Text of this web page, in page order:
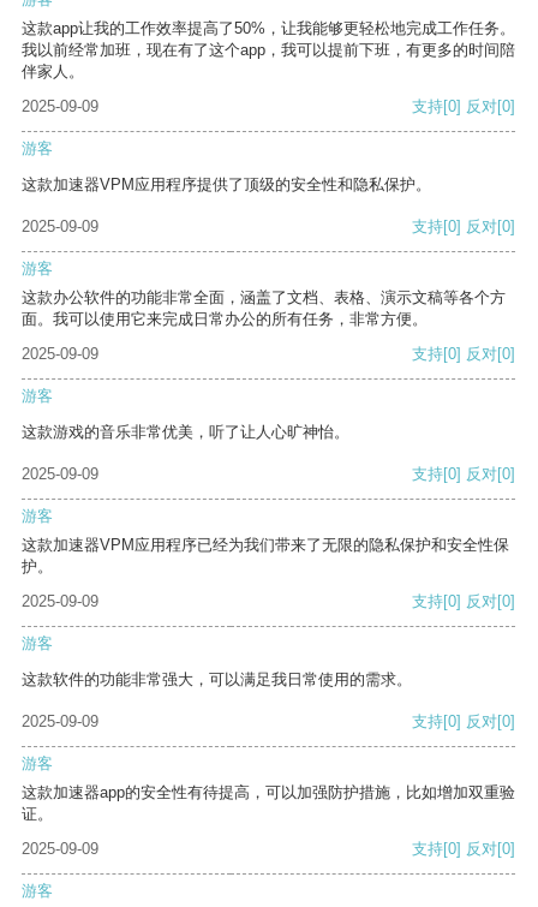
这款app让我的工作效率提高了50%，让我能够更轻松地完成工作任务。
我以前经常加班，现在有了这个app，我可以提前下班，有更多的时间陪
伴家人。
2025-09-09
支持[0] 反对[0]
游客
这款加速器VPM应用程序提供了顶级的安全性和隐私保护。
2025-09-09 支持[0] 反对[0]
游客
这款办公软件的功能非常全面，涵盖了文档、表格、演示文稿等各个方
面。我可以使用它来完成日常办公的所有任务，非常方便。
2025-09-09
支持[0] 反对[0]
游客
这款游戏的音乐非常优美，听了让人心旷神怡。
2025-09-09 支持[0] 反对[0]
游客
这款加速器VPM应用程序已经为我们带来了无限的隐私保护和安全性保
护。
2025-09-09
支持[0] 反对[0]
游客
这款软件的功能非常强大，可以满足我日常使用的需求。
2025-09-09 支持[0] 反对[0]
游客
这款加速器app的安全性有待提高，可以加强防护措施，比如增加双重验
证。
2025-09-09
支持[0] 反对[0]
游客